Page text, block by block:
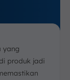
yang
produk jadi